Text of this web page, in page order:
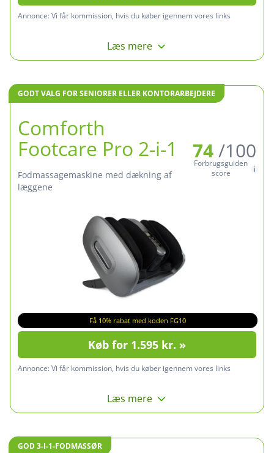
Annonce:Vi får kommission, hvis du køber igennem vores links
Læs mere
GODT VALG FOR SENIORER ELLER KONTORARBEJDERE
Comforth
Footcare Pro 2-i-1
Fodmassagemaskine med dækning af
læggene
74/100
Forbrugsguiden
score
Få 10% rabat med koden FG10
Køb for 1.595 kr. »
Annonce:Vi får kommission, hvis du køber igennem vores links
Læs mere
GOD 3-I-1-FODMASSØR